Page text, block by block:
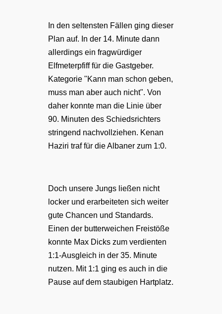
In den seltensten Fällen ging dieser
Plan auf. In der 14. Minute dann
allerdings ein fragwürdiger
Elfmeterpfiff für die Gastgeber.
Kategorie "Kann man schon geben,
muss man aber auch nicht". Von
daher konnte man die Linie über
90. Minuten des Schiedsrichters
stringend nachvollziehen. Kenan
Haziri traf für die Albaner zum 1:0.
Doch unsere Jungs ließen nicht
locker und erarbeiteten sich weiter
gute Chancen und Standards.
Einen der butterweichen Freistöße
konnte Max Dicks zum verdienten
1:1-Ausgleich in der 35. Minute
nutzen. Mit 1:1 ging es auch in die
Pause auf dem staubigen Hartplatz.